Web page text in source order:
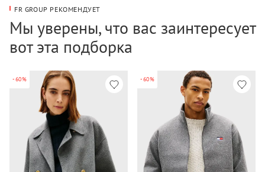
FR GROUP РЕКОМЕНДУЕТ
Мы уверены, что вас заинтересует
вот эта подборка
-60% -60%